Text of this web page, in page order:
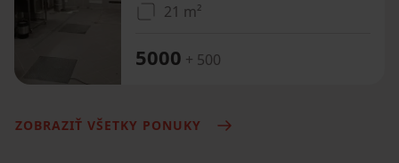
21 m²
5000 + 500
ZOBRAZIŤ VŠETKY PONUKY